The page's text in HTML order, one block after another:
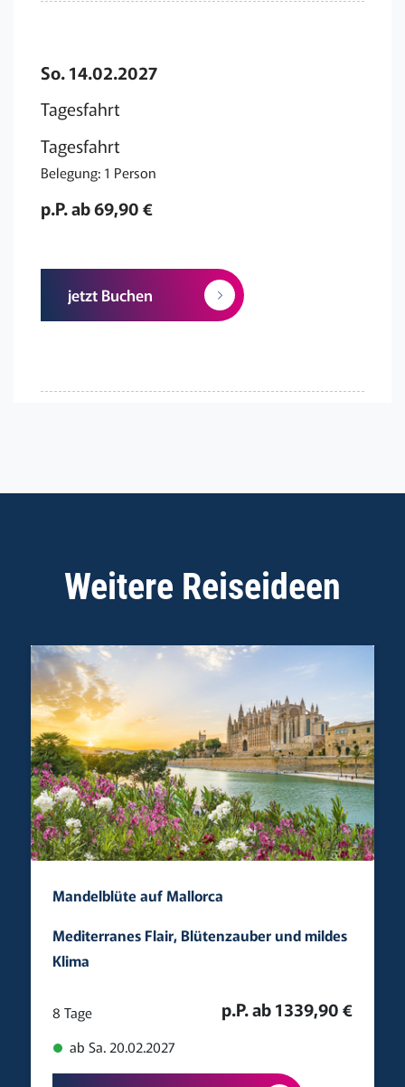
So. 14.02.2027
Tagesfahrt
Tagesfahrt
Belegung: 1 Person
p.P. ab 69,90 €
jetzt Buchen
Weitere Reiseideen
Mandelblüte auf Mallorca
Mediterranes Flair, Blütenzauber und mildes
Klima
8 Tage
ab Sa. 20.02.2027
p.P. ab 1339,90 €